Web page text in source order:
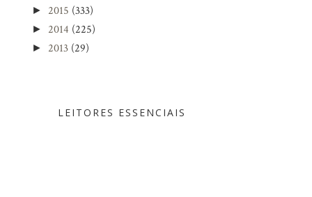
► 2015 (333)
► 2014 (225)
► 2013 (29)
LEITORES ESSENCIAIS